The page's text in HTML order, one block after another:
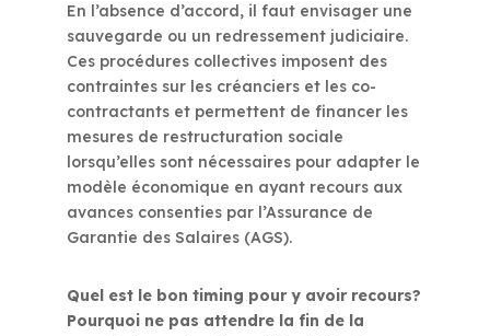
En l’absence d’accord, il faut envisager une
sauvegarde ou un redressement judiciaire.
Ces procédures collectives imposent des
contraintes sur les créanciers et les co-
contractants et permettent de financer les
mesures de restructuration sociale
lorsqu’elles sont nécessaires pour adapter le
modèle économique en ayant recours aux
avances consenties par l’Assurance de
Garantie des Salaires (AGS).
Quel est le bon timing pour y avoir recours?
Pourquoi ne pas attendre la fin de la